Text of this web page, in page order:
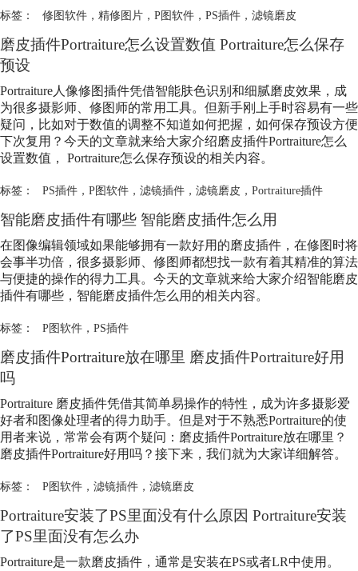
标签： 修图软件， 精修图片， P图软件， PS插件， 滤镜磨皮
磨皮插件Portraiture怎么设置数值 Portraiture怎么保存
预设
Portraiture人像修图插件凭借智能肤色识别和细腻磨皮效果，成
为很多摄影师、修图师的常用工具。但新手刚上手时容易有一些
疑问，比如对于数值的调整不知道如何把握，如何保存预设方便
下次复用？今天的文章就来给大家介绍磨皮插件Portraiture怎么
设置数值， Portraiture怎么保存预设的相关内容。
标签： PS插件， P图软件， 滤镜插件， 滤镜磨皮 ， Portraiture插件
智能磨皮插件有哪些 智能磨皮插件怎么用
在图像编辑领域如果能够拥有一款好用的磨皮插件，在修图时将
会事半功倍，很多摄影师、修图师都想找一款有着其精准的算法
与便捷的操作的得力工具。今天的文章就来给大家介绍智能磨皮
插件有哪些，智能磨皮插件怎么用的相关内容。
标签： P图软件， PS插件
磨皮插件Portraiture放在哪里 磨皮插件Portraiture好用
吗
Portraiture 磨皮插件凭借其简单易操作的特性，成为许多摄影爱
好者和图像处理者的得力助手。但是对于不熟悉Portraiture的使
用者来说，常常会有两个疑问：磨皮插件Portraiture放在哪里？
磨皮插件Portraiture好用吗？接下来，我们就为大家详细解答。
标签： P图软件， 滤镜插件， 滤镜磨皮
Portraiture安装了PS里面没有什么原因 Portraiture安装
了PS里面没有怎么办
Portraiture是一款磨皮插件，通常是安装在PS或者LR中使用。